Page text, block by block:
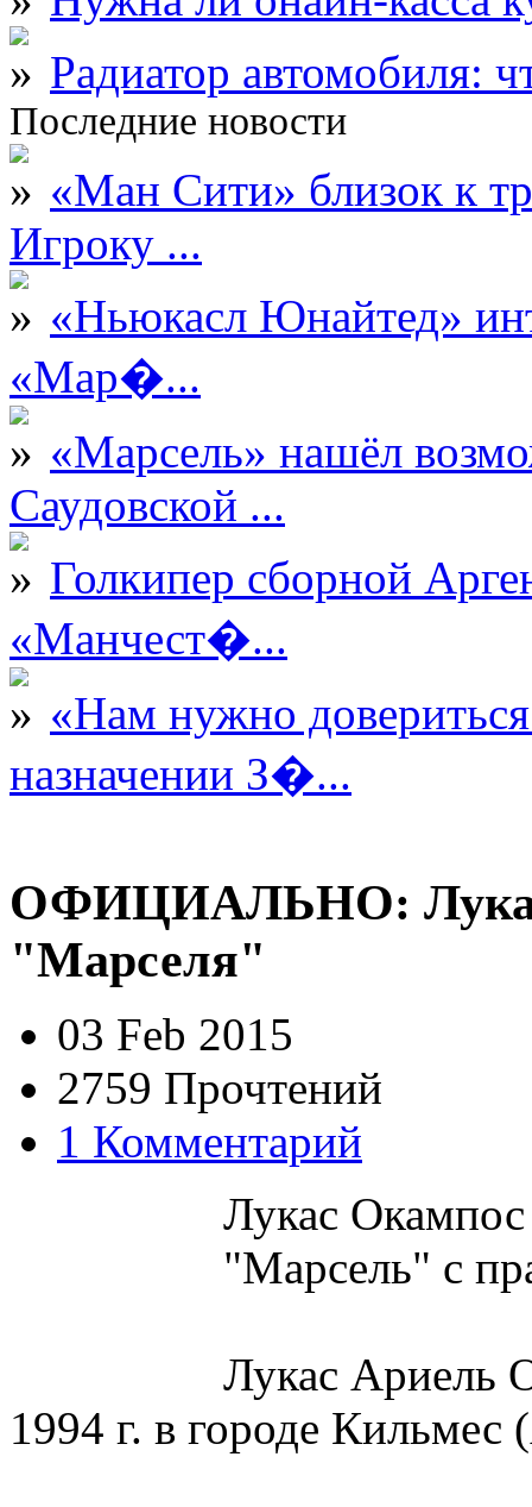
Радиатор автомобиля:
Последние новости
«Ман Сити» близок к
Игроку ...
«Ньюкасл Юнайтед»
«Мар�...
«Марсель» нашёл
Саудовской ...
Голкипер сборной
«Манчест�...
«Нам нужно
назначении З�...
ОФИЦИАЛЬНО: Лукас
"Марселя"
03 Feb 2015
2759 Прочтений
1 Комментарий
Лукас
"Марсель" с
Лукас
1994 г. в городе Кильмес